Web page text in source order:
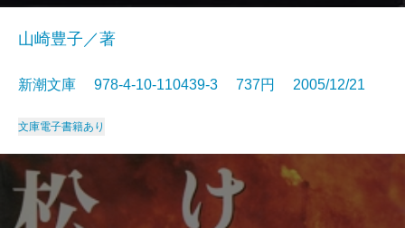
山崎豊子／著
新潮文庫 978-4-10-110439-3 737円 2005/12/21
文庫電子書籍あり